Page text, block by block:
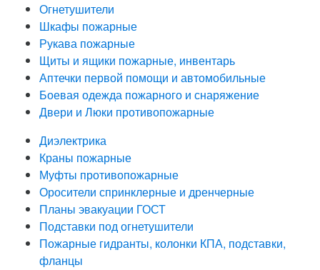
Огнетушители
Шкафы пожарные
Рукава пожарные
Щиты и ящики пожарные, инвентарь
Аптечки первой помощи и автомобильные
Боевая одежда пожарного и снаряжение
Двери и Люки противопожарные
Диэлектрика
Краны пожарные
Муфты противопожарные
Оросители спринклерные и дренчерные
Планы эвакуации ГОСТ
Подставки под огнетушители
Пожарные гидранты, колонки КПА, подставки,
фланцы